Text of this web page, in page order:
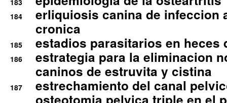
183
184
erliquiosis canina de infeccion
cronica
185 estadios parasitarios en heces
186
estrategia para la eliminacion
caninos de estruvita y cistina
187
estrechamiento del canal
osteotomia pelvica triple en el